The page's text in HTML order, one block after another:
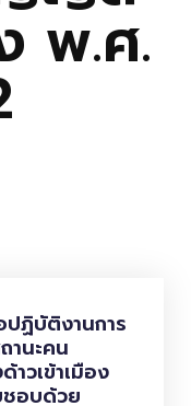
พ.ศ.
ฏิบัติงานการ
านะคน
าวเข้าเมือง
อบด้วย